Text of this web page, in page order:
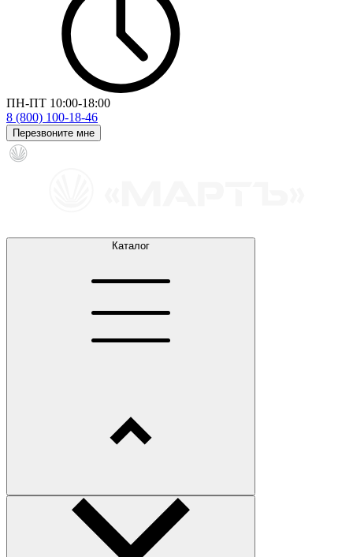
ПН-ПТ 10:00-18:00
8 (800) 100-18-46
Перезвоните мне
Каталог